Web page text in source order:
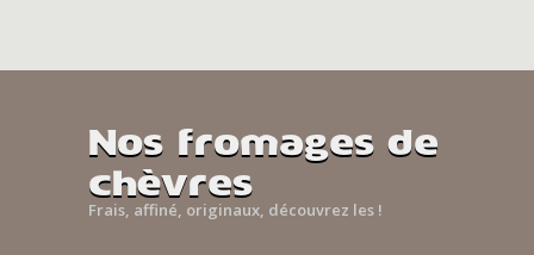
Nos fromages de
chèvres
Frais, affiné, originaux, découvrez les !